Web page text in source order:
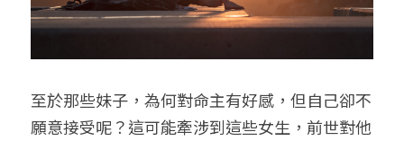
至於那些妹子，為何對命主有好感，但自己卻不
願意接受呢？這可能牽涉到這些女生，前世對他